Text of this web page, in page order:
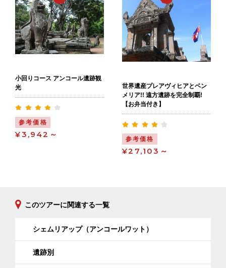
小回りコース アンコール遺跡観
光
参考価格
¥3,942～
世界遺産プレアヴィヒアとベン
メリア!! 遠方遺跡を完全制覇!
【お弁当付き】
参考価格
¥27,103～
このツアーに関連する一覧
シェムリアップ（アンコールワット）
遺跡別